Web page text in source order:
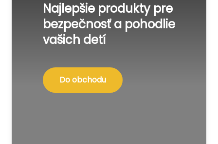
Najlepšie produkty pre
bezpečnosť a pohodlie
vašich detí
Do obchodu